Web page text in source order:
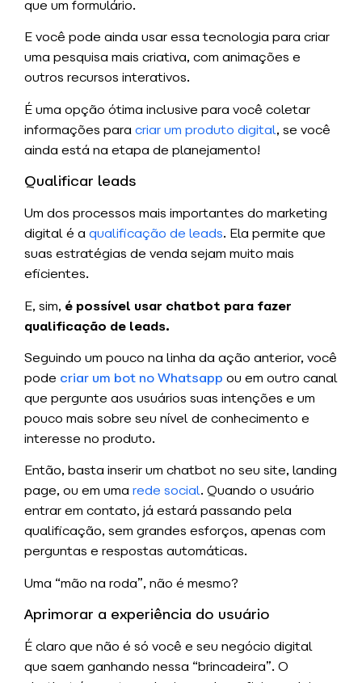
que um formulário.
E você pode ainda usar essa tecnologia para criar
uma pesquisa mais criativa, com animações e
outros recursos interativos.
É uma opção ótima inclusive para você coletar
informações paracriar um produto digital, se você
ainda está na etapa de planejamento!
Qualificar leads
Um dos processos mais importantes do marketing
digital é aqualificação de leads. Ela permite que
suas estratégias de venda sejam muito mais
eficientes.
E, sim, é possível usar chatbot para fazer
qualificação de leads.
Seguindo um pouco na linha da ação anterior, você
pode criar um bot no Whatsapp ou em outro canal
que pergunte aos usuários suas intenções e um
pouco mais sobre seu nível de conhecimento e
interesse no produto.
Então, basta inserir um chatbot no seu site, landing
page, ou em umarede social. Quando o usuário
entrar em contato, já estará passando pela
qualificação, sem grandes esforços, apenas com
perguntas e respostas automáticas.
Uma “mão na roda”, não é mesmo?
Aprimorar a experiência do usuário
É claro que não é só você e seu negócio digital
que saem ganhando nessa “brincadeira”. O